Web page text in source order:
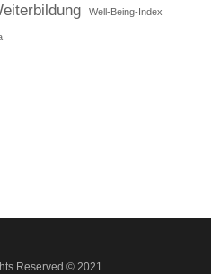
Well-Being-Index
Reserved © 2021